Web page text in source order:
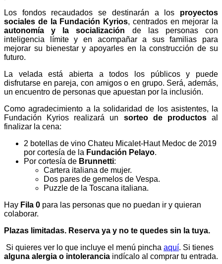
Los fondos recaudados se destinarán a los proyectos
sociales de la Fundación Kyrios, centrados en mejorar la
autonomía y la socialización de las personas con
inteligencia límite y en acompañar a sus familias para
mejorar su bienestar y apoyarles en la construcción de su
futuro.
La velada está abierta a todos los públicos y puede
disfrutarse en pareja, con amigos o en grupo. Será, además,
un encuentro de personas que apuestan por la inclusión.
Como agradecimiento a la solidaridad de los asistentes, la
Fundación Kyrios realizará un sorteo de productosal
finalizar la cena:
2 botellas de vino Chateu Micalet-Haut Medoc de 2019
por cortesía de la Fundación Pelayo.
Por cortesía de Brunnetti:
Cartera italiana de mujer.
Dos pares de gemelos de Vespa.
Puzzle de la Toscana italiana.
Hay Fila 0 para las personas que no puedan ir y quieran
colaborar.
Plazas limitadas. Reserva ya y no te quedes sin la tuya.
Si quieres ver lo que incluye el menú pincha aquí. Si tienes
alguna alergia o intolerancia indícalo al comprar tu entrada.